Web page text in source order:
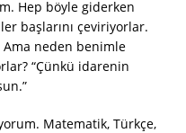
Hep böyle giderken
başlarını çeviriyorlar.
Ama neden benimle
“Çünkü idarenin
Matematik, Türkçe,